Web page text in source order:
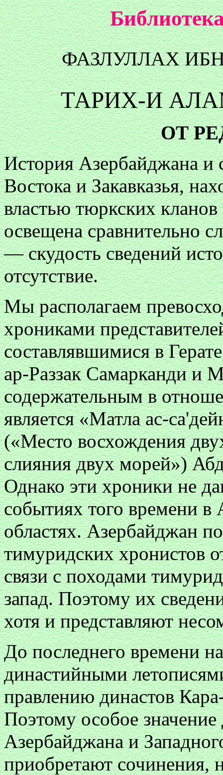
ФАЗЛУЛЛАХ
ТАРИХ-И
ОТ
История Азербайджана и
Востока и Закавказья,
властью тюркских
освещена сравнительно
— скудость сведений
отсутствие.
Мы располагаем
хрониками
составлявшимися в
ар-Раззак Самарканди и
содержательным в
является «Матла ac-
(«Место восхождения
слияния двух морей»)
Однако эти хроники не
событиях того времени в
областях. Азербайджан
тимуридских хронистов
связи с походами
запад. Поэтому их
хотя и представляют
До последнего времени
династийными
правлению династов
Поэтому особое
Азербайджана и
приобретают сочинения,